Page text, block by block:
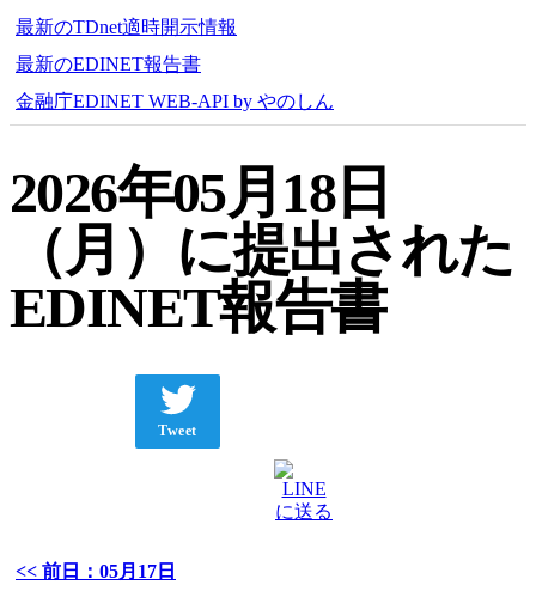
最新のTDnet適時開示情報
最新のEDINET報告書
金融庁EDINET WEB-API by やのしん
2026年05月18日
（月）に提出された
EDINET報告書
Tweet
<< 前日：05月17日